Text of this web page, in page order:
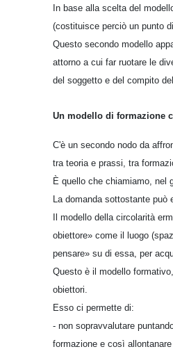
In base alla scelta del
(costituisce perciò un punto
Questo secondo modello
attorno a cui far ruotare le
del soggetto e del compito
Un modello di formazione
C'è un secondo nodo da
tra teoria e prassi, tra
È quello che chiamiamo, nel
La domanda sottostante può
Il modello della circolarità
obiettore» come il luogo
pensare» su di essa, per
Questo è il modello
obiettori.
Esso ci permette di:
- non sopravvalutare
formazione e così